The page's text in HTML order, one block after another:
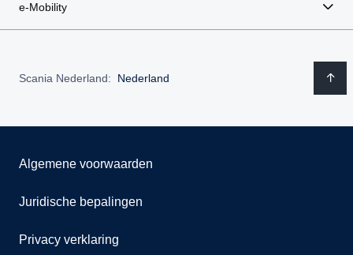
e-Mobility
Scania Nederland: Nederland
Algemene voorwaarden
Juridische bepalingen
Privacy verklaring